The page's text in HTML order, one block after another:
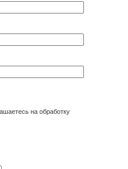
на обработку